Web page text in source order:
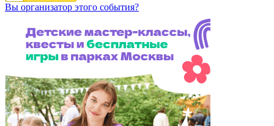
Вы организатор этого события?